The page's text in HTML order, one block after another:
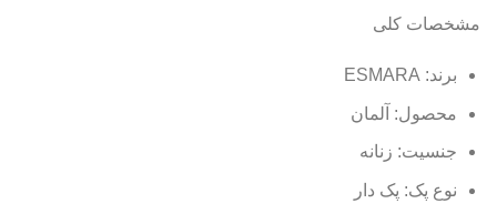
مشخصات کلی
برند: ESMARA
محصول: آلمان
جنسیت: زنانه
نوع پک: پک دار